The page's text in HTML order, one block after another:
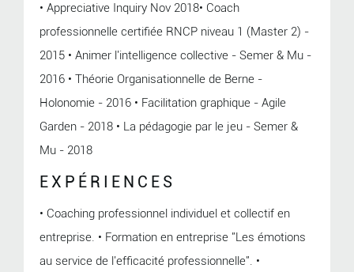
• Appreciative Inquiry Nov 2018• Coach
professionnelle certifiée RNCP niveau 1 (Master 2) -
2015 • Animer l'intelligence collective - Semer & Mu -
2016 • Théorie Organisationnelle de Berne -
Holonomie - 2016 • Facilitation graphique - Agile
Garden - 2018 • La pédagogie par le jeu - Semer &
Mu - 2018
EXPÉRIENCES
• Coaching professionnel individuel et collectif en
entreprise. • Formation en entreprise "Les émotions
au service de l'efficacité professionnelle". •